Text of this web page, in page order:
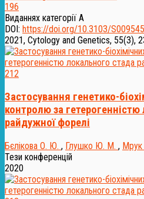
196
Виданнях категорії А
DOI: https://doi.org/10.3103/
2021, Cytology and Genetics, 55(3),
212
Застосування генетико-
контролю за
райдужної форелі
Бєлікова О. Ю. , Глушко Ю. М. , Мрук
Тези конференцій
2020